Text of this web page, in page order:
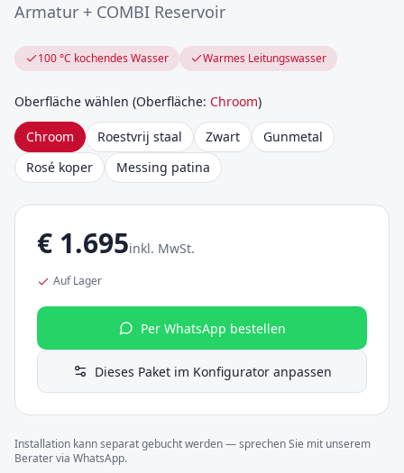
Armatur + COMBI Reservoir
100 °C kochendes Wasser Warmes Leitungswasser
Oberfläche wählen (Oberfläche: Chroom)
Chroom Roestvrij staal Zwart
Gunmetal
Rosé koper
Messing patina
€ 1.695inkl. MwSt.
Auf Lager
Per WhatsApp bestellen
Dieses Paket im Konfigurator anpassen
Installation kann separat gebucht werden — sprechen Sie mit unserem
Berater via WhatsApp.